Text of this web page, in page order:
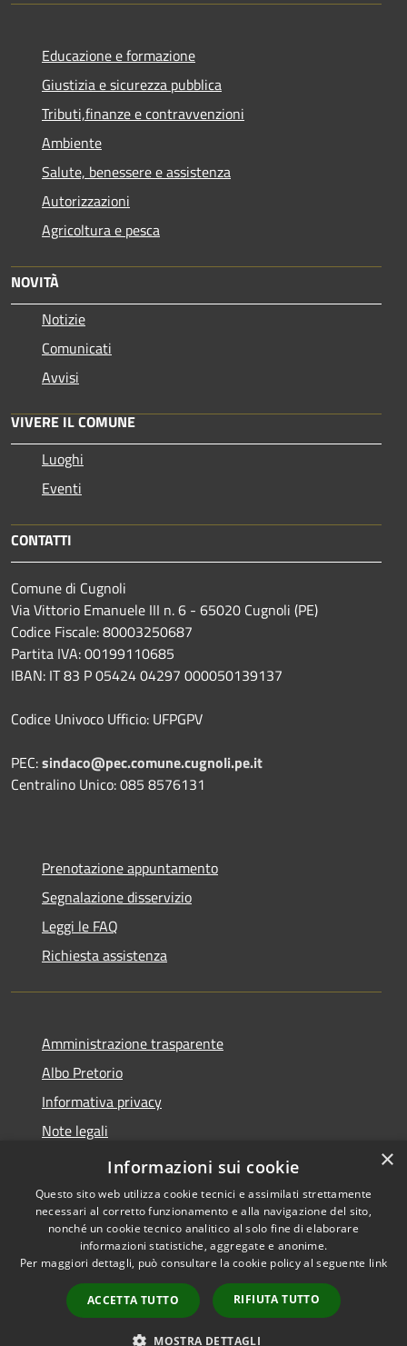
Educazione e formazione
Giustizia e sicurezza pubblica
Tributi,finanze e contravvenzioni
Ambiente
Salute, benessere e assistenza
Autorizzazioni
Agricoltura e pesca
NOVITÀ
Notizie
Comunicati
Avvisi
VIVERE IL COMUNE
Luoghi
Eventi
CONTATTI
Comune di Cugnoli
Via Vittorio Emanuele III n. 6 - 65020 Cugnoli (PE)
Codice Fiscale: 80003250687
Partita IVA: 00199110685
IBAN: IT 83 P 05424 04297 000050139137
Codice Univoco Ufficio: UFPGPV
PEC:sindaco@pec.comune.cugnoli.pe.it
Centralino Unico: 085 8576131
Prenotazione appuntamento
Segnalazione disservizio
Leggi le FAQ
Richiesta assistenza
Amministrazione trasparente
Albo Pretorio
Informativa privacy
Note legali
Dichiarazione di accessibilità
Accessibilità
Copyright © 2026 • Comune di
Cugnoli • Powered by
Municipium•
Accesso
redazione
×
Informazioni sui cookie
Questo sito web utilizza cookie tecnici e assimilati strettamente
necessari al corretto funzionamento e alla navigazione del sito,
nonché un cookie tecnico analitico al solo fine di elaborare
informazioni statistiche, aggregate e anonime.
Per maggiori dettagli, può consultare la cookie policy al seguente link
ACCETTA TUTTO RIFIUTA TUTTO
MOSTRA DETTAGLI